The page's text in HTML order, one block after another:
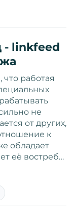
- linkfeed
работая
не
от других,
к
обладает
её востреб…